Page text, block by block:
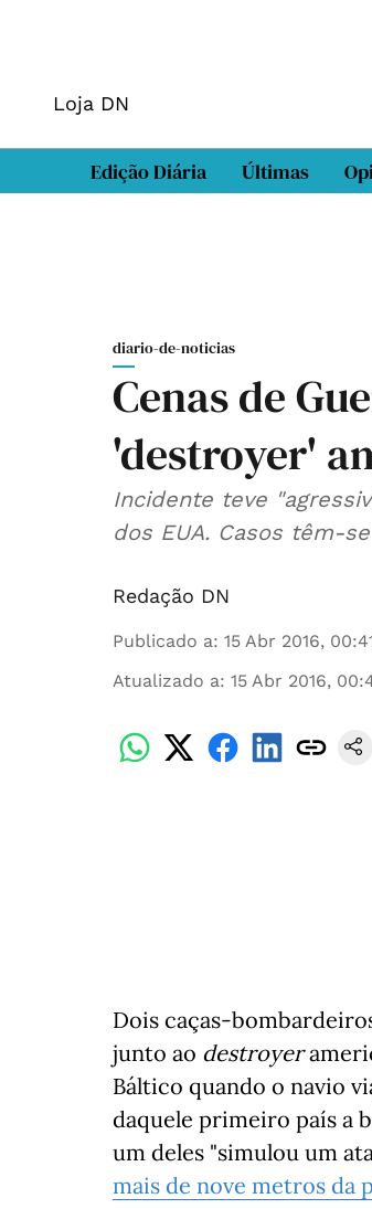
Loja DN
Edição Diária Últimas
diario-de-noticias
Cenas de
'destroyer'
Incidente teve
dos EUA. Casos têm-
Redação DN
Publicado a: 15 Abr 2016,
Atualizado a: 15 Abr 2016,
Dois caças-
junto ao destroyer
Báltico quando o navio
daquele primeiro país a
um deles "simulou um
mais de nove metros da